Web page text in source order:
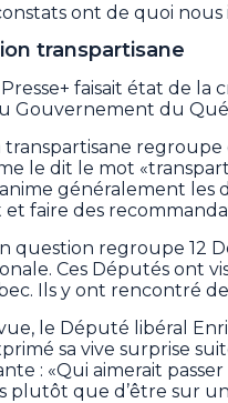
ont de quoi nous
transpartisane
faisait état de la
Gouvernement du
transpartisane
le dit le mot
généralement les
faire des
question regroupe 12
Ces Députés ont
Ils y ont rencontré
le Député libéral
sa vive surprise
: «Qui aimerait
plutôt que d’être sur